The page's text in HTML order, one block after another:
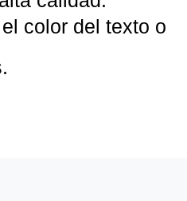
color del texto o